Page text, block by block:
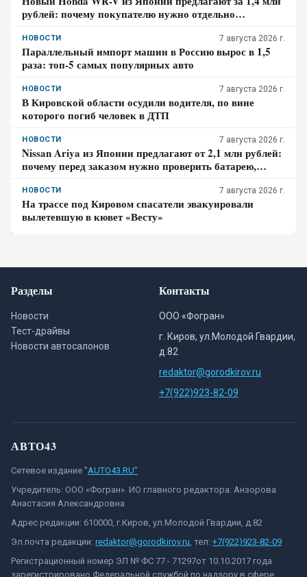
рублей: почему покупателю нужно отдельно
НОВОСТИ 7 августа 2026 г.
Параллельный импорт машин в Россию вырос в 1,5
раза: топ-5 самых популярных авто
НОВОСТИ 7 августа 2026 г.
В Кировской области осудили водителя, по вине
которого погиб человек в ДТП
НОВОСТИ 7 августа 2026 г.
Nissan Ariya из Японии предлагают от 2,1 млн рублей:
почему перед заказом нужно проверить батарею,
НОВОСТИ 7 августа 2026 г.
На трассе под Кировом спасатели эвакуировали
вылетевшую в кювет «Весту»
Разделы
Новости
Тест-драйвы
Новости автосалонов
Контакты
ООО «Фогран»
г. Киров, ул.Молодой Гвардии,
д.82
redaktor@gorodkirov.ru
+7(922)923-82-09
АВТО43
Сетевое издание "AUTO43.RU"
Учредитель: ООО «Фогран». ИО главного редактора: Анзорова
Анастасия Александровна
Адрес редакции: 610000, г.Киров, ул.Молодой Гвардии, д.82
Эл.почта редакции: redaktor@gorodkirov.ru, тел: +7(922)923-82-09
Регистрационный номер ЭЛ № ФС 77 - 71297от 10.10.2017 года
зарегистрировано Федеральной службой по надзору в сфере